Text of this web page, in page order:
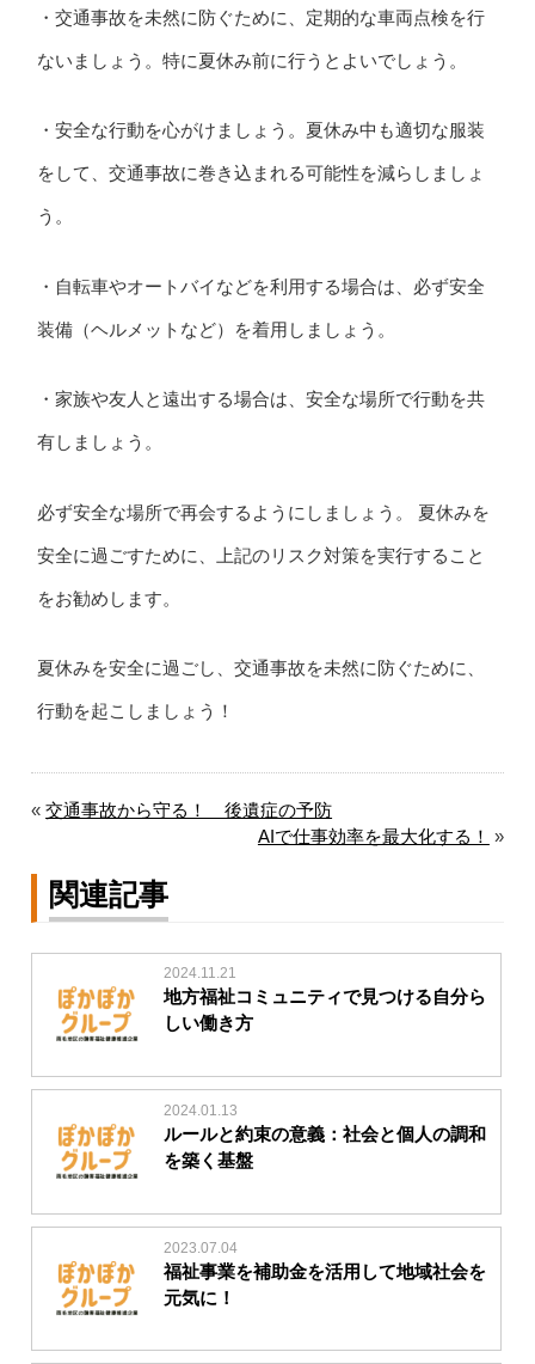
・交通事故を未然に防ぐために、定期的な車両点検を行
ないましょう。特に夏休み前に行うとよいでしょう。
・安全な行動を心がけましょう。夏休み中も適切な服装
をして、交通事故に巻き込まれる可能性を減らしましょ
う。
・自転車やオートバイなどを利用する場合は、必ず安全
装備（ヘルメットなど）を着用しましょう。
・家族や友人と遠出する場合は、安全な場所で行動を共
有しましょう。
必ず安全な場所で再会するようにしましょう。 夏休みを
安全に過ごすために、上記のリスク対策を実行すること
をお勧めします。
夏休みを安全に過ごし、交通事故を未然に防ぐために、
行動を起こしましょう！
«交通事故から守る！ 後遺症の予防
AIで仕事効率を最大化する！ »
関連記事
2024.11.21
地方福祉コミュニティで見つける自分ら
しい働き方
2024.01.13
ルールと約束の意義：社会と個人の調和
を築く基盤
2023.07.04
福祉事業を補助金を活用して地域社会を
元気に！